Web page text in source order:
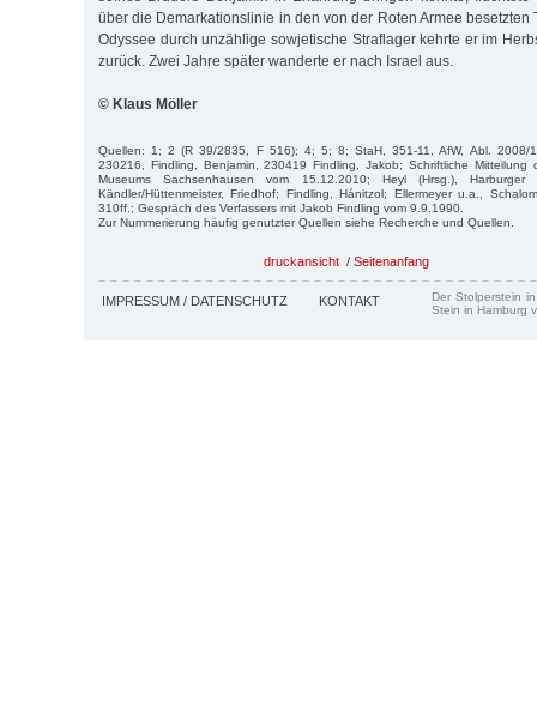
über die Demarkationslinie in den von der Roten Armee besetzten
Odyssee durch unzählige sowjetische Straflager kehrte er im
zurück. Zwei Jahre später wanderte er nach Israel aus.
© Klaus Möller
Quellen: 1; 2 (R 39/2835, F 516); 4; 5; 8; StaH, 351-11, AfW, Abl. 2008/
230216, Findling, Benjamin, 230419 Findling, Jakob; Schriftliche Mitteilung
Museums Sachsenhausen vom 15.12.2010; Heyl (Hrsg.),
Kändler/Hüttenmeister, Friedhof; Findling, Hánitzol; Ellermeyer u.a.,
310ff.; Gespräch des Verfassers mit Jakob Findling vom 9.9.1990.
Zur Nummerierung häufig genutzter Quellen siehe Recherche und Quellen.
druckansicht / Seitenanfang
IMPRESSUM / DATENSCHUTZ KONTAKT
Der Stolperstein
Stein in Hamburg